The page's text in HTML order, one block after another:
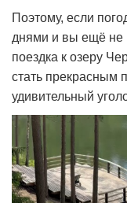
Поэтому, если
днями и вы ещё не
поездка к озеру
стать прекрасным
удивительный